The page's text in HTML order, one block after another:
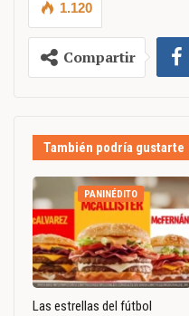
1.120
Compartir
También podría gustarte
PANINÉDITO
Las estrellas del fútbol